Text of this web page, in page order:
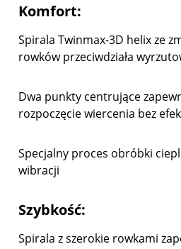
Komfort:
Spirala Twinmax-3D helix ze
rowków przeciwdziała
Dwa punkty centrujące
rozpoczęcie wiercenia bez
Specjalny proces obróbki
wibracji
Szybkość:
Spirala z szerokie rowkami